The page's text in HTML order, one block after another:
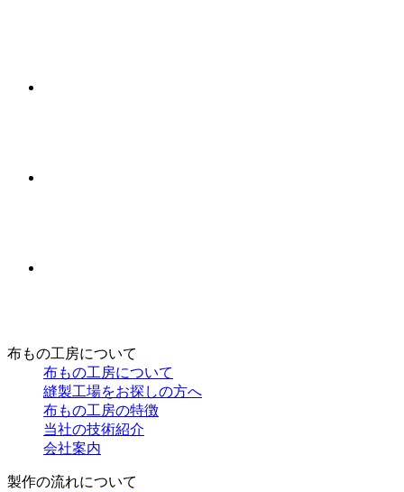
布もの工房について
布もの工房について
縫製工場をお探しの方へ
布もの工房の特徴
当社の技術紹介
会社案内
製作の流れについて